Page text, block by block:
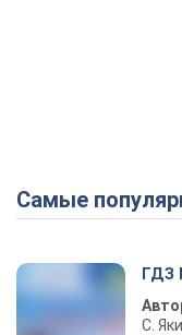
Самые
ГДЗ
С.